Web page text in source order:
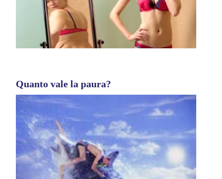
Quanto vale la paura?